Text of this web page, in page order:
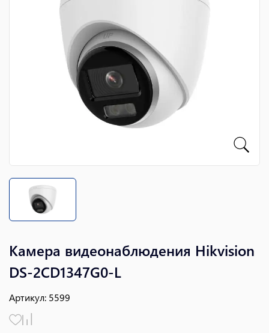
Камера видеонаблюдения Hikvision
DS-2CD1347G0-L
Артикул: 5599